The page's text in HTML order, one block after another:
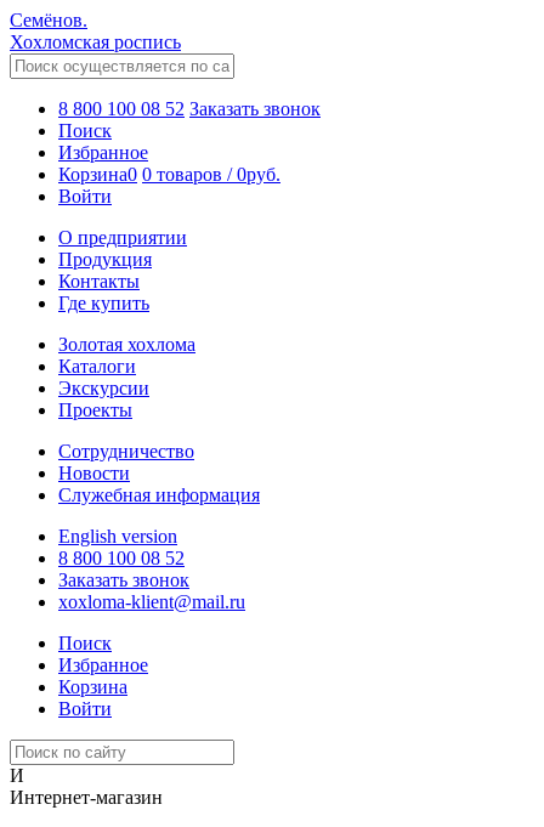
Семёнов.
Хохломская роспись
8 800 100 08 52 Заказать звонок
Поиск
Избранное
Корзина0 0 товаров /0руб.
Войти
О предприятии
Продукция
Контакты
Где купить
Золотая хохлома
Каталоги
Экскурсии
Проекты
Сотрудничество
Новости
Служебная информация
English version
8 800 100 08 52
Заказать звонок
xoxloma-klient@mail.ru
Поиск
Избранное
Корзина
Войти
И
Интернет-магазин